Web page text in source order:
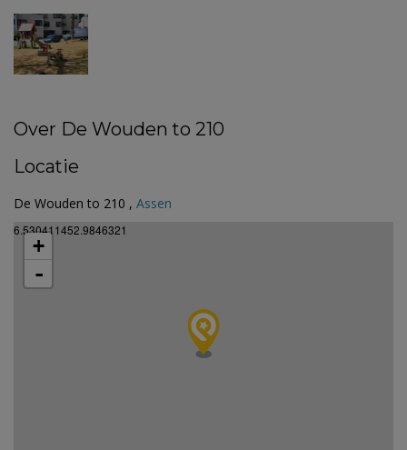
Over De Wouden to 210
Locatie
De Wouden to 210 , Assen
6.530411452.9846321
+
-